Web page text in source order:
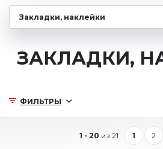
ФИЛЬТРЫ
ЗАКЛАДКИ,
1 - 20 из 21 1 2